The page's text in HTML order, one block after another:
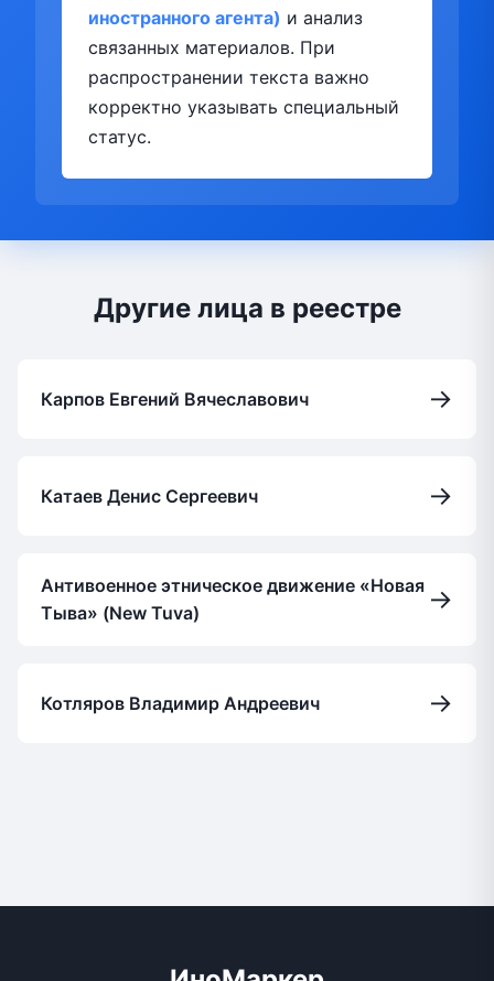
иностранного агента) и анализ
связанных материалов. При
распространении текста важно
корректно указывать специальный
статус.
Другие лица в реестре
Карпов Евгений Вячеславович →
Катаев Денис Сергеевич →
Антивоенное этническое движение «Новая
Тыва» (New Tuva)
→
Котляров Владимир Андреевич →